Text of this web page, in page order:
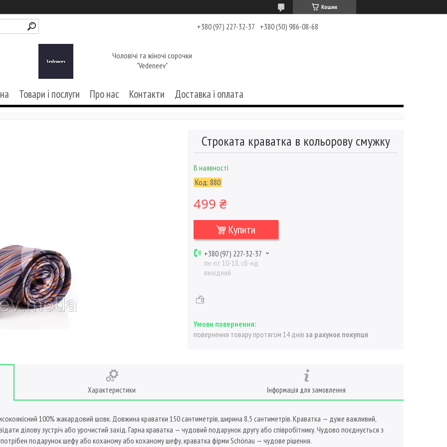
Кошик
+380 (97) 227-32-37 +380 (50) 986-08-68
Чоловічі та жіночі сорочки
"Vedeneev"
Товари і послуги Про нас Контакти Доставка і оплата
Строката краватка в кольорову смужку
В наявності
Код: 880
499 ₴
Купити
+380 (97) 227-32-37
пн-пт 10-18, сб-нд
вихідний
повернення товару протягом 14 днів за рахунок покупця
Характеристики Інформація для замовлення
100% жакардовий шовк. Довжина краватки 150 сантиметрів, ширина 8,5 сантиметрів. Краватка — дуже важливий,
ділову зустріч або урочистий захід. Гарна краватка — чудовий подарунок другу або співробітнику. Чудово поєднується з
подарунок шефу або коханому або коханому шефу, краватка фірми Schönau — чудове рішення.